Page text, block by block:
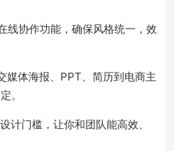
线协作功能，确保风格统一，效
媒体海报、PPT、简历到电商主
。
计门槛，让你和团队能高效、